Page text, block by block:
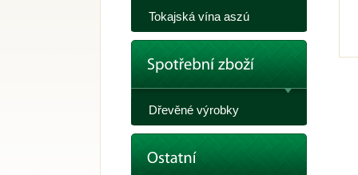
Tokajská vína aszú
Dřevěné výrobky